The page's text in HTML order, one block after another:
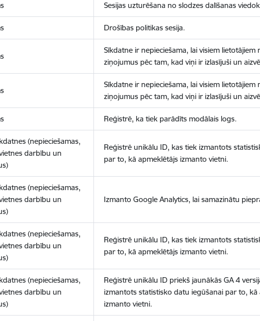
Sesijas uzturēšana no slodzes dalīšanas
Drošības politikas sesija.
Sīkdatne ir nepieciešama, lai visiem lietotājiem
ziņojumus pēc tam, kad viņi ir izlasījuši un
Sīkdatne ir nepieciešama, lai visiem lietotājiem
ziņojumus pēc tam, kad viņi ir izlasījuši un
Reģistrē, ka tiek parādīts modālais logs.
(nepieciešamas,
darbību un
Reģistrē unikālu ID, kas tiek izmantots
par to, kā apmeklētājs izmanto vietni.
(nepieciešamas,
darbību un
Izmanto Google Analytics, lai samazinātu
(nepieciešamas,
darbību un
Reģistrē unikālu ID, kas tiek izmantots
par to, kā apmeklētājs izmanto vietni.
(nepieciešamas,
darbību un
Reģistrē unikālu ID priekš jaunākās GA 4
izmantots statistisko datu iegūšanai par to, kā
izmanto vietni.